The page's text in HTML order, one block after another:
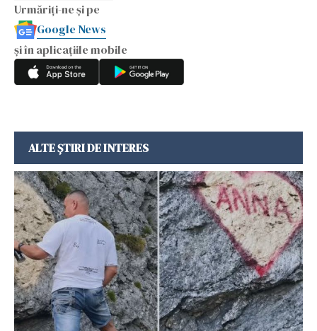
Urmăriți-ne și pe
Google News
și în aplicațiile mobile
ALTE ȘTIRI DE INTERES